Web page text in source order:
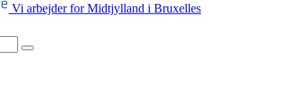
Vi arbejder for Midtjylland i Bruxelles